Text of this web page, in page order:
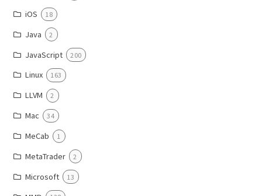
iOS 18
Java 2
JavaScript 200
Linux 163
LLVM 2
Mac 34
MeCab 1
MetaTrader 2
Microsoft 13